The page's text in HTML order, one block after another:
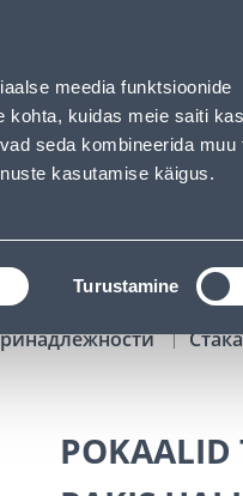
meedia funktsioonide
kohta, kuidas meie saiti
seda kombineerida muu
kasutamise käigus.
Turustamine
Услуги Предложения о
POKAALID